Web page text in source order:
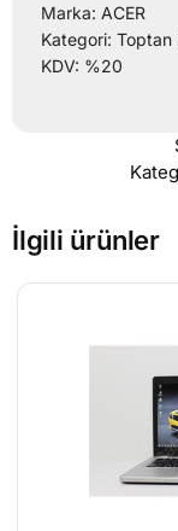
Marka: ACER
Kategori:
KDV: %20
İlgili ürünler